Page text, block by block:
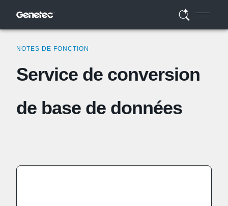
NOTES DE FONCTION
Service de conversion
de base de données